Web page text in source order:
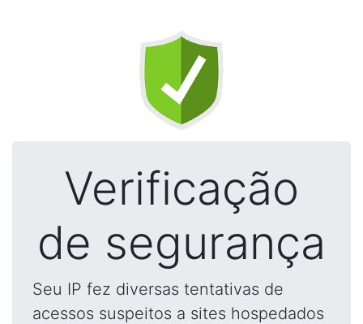
Verificação
de segurança
Seu IP fez diversas tentativas de
acessos suspeitos a sites hospedados